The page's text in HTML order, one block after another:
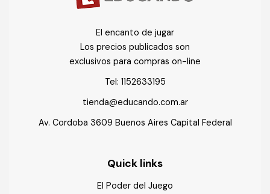
El encanto de jugar
Los precios publicados son
exclusivos para compras on-line
Tel: 1152633195
tienda@educando.com.ar
Av. Cordoba 3609 Buenos Aires Capital Federal
Quick links
El Poder del Juego